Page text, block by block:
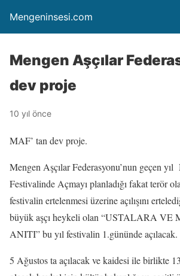
Mengeninsesi.com
Mengen Aşçılar
dev proje
10 yıl önce
MAF’ tan dev proje.
Mengen Aşçılar Federasyonu’nun geçen
Festivalinde Açmayı planladığı fakat terör
festivalin ertelenmesi üzerine açılışını
büyük aşçı heykeli olan “USTALARA VE
ANITI” bu yıl festivalin 1.gününde açılacak.
5 Ağustos ta açılacak ve kaidesi ile birlikte